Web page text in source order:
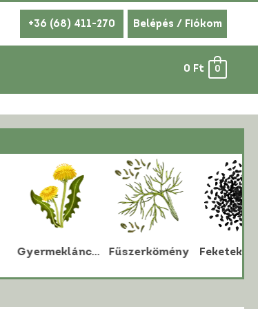
+36 (68) 411-270 Belépés / Fiókom
0 Ft 0
Gyermekláncfű Fűszerkömény Feketekömény